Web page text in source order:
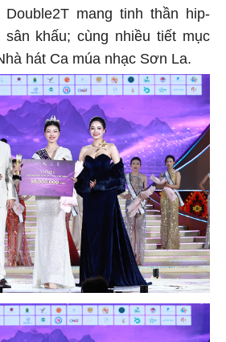
mang tinh thần hip-
khấu; cùng nhiều tiết mục
hát Ca múa nhạc Sơn La.